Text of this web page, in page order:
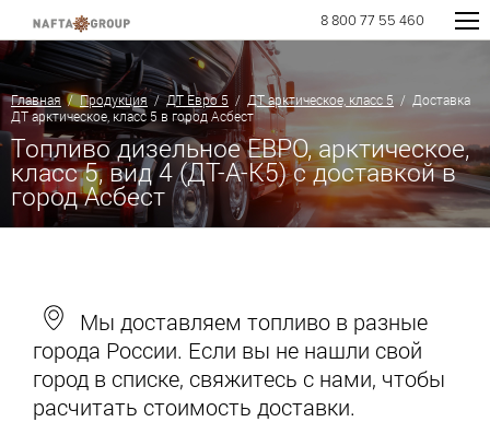
8 800 77 55 460
Главная/Продукция/ДТ Евро 5 / ДТ арктическое, класс 5 / Доставка
ДТ арктическое, класс 5 в город Асбест
Топливо дизельное ЕВРО, арктическое,
класс 5, вид 4 (ДТ-А-К5) с доставкой в
город Асбест
Мы доставляем топливо в разные
города России. Если вы не нашли свой
город в списке, свяжитесь с нами, чтобы
расчитать стоимость доставки.